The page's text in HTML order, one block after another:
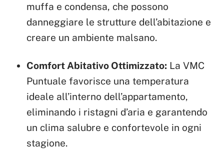
muffa e condensa, che possono
danneggiare le strutture dell’abitazione e
creare un ambiente malsano.
Comfort Abitativo Ottimizzato: La VMC
Puntuale favorisce una temperatura
ideale all’interno dell’appartamento,
eliminando i ristagni d’aria e garantendo
un clima salubre e confortevole in ogni
stagione.